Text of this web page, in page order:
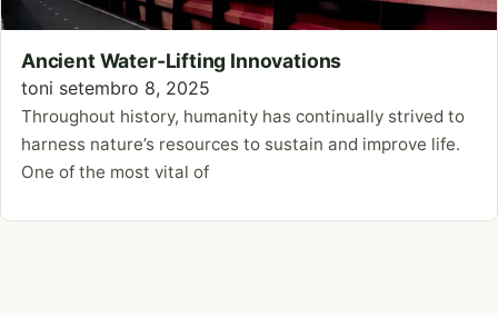
Ancient Water-Lifting Innovations
toni setembro 8, 2025
Throughout history, humanity has continually strived to
harness nature’s resources to sustain and improve life.
One of the most vital of